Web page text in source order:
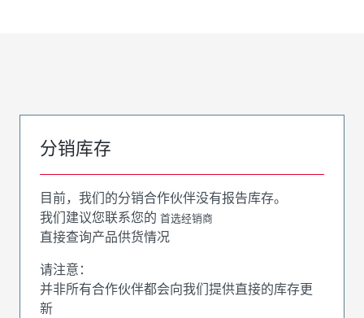
分销库存
目前，我们的分销合作伙伴没有报告库存。
我们建议您联系您的 首选经销商
直接查询产品供货情况
请注意：
并非所有合作伙伴都会向我们提供直接的库存更
新